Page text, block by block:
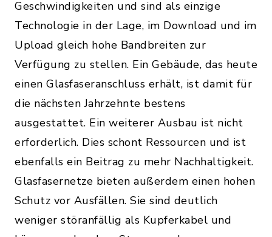
Geschwindigkeiten und sind als einzige
Technologie in der Lage, im Download und im
Upload gleich hohe Bandbreiten zur
Verfügung zu stellen. Ein Gebäude, das heute
einen Glasfaseranschluss erhält, ist damit für
die nächsten Jahrzehnte bestens
ausgestattet. Ein weiterer Ausbau ist nicht
erforderlich. Dies schont Ressourcen und ist
ebenfalls ein Beitrag zu mehr Nachhaltigkeit.
Glasfasernetze bieten außerdem einen hohen
Schutz vor Ausfällen. Sie sind deutlich
weniger störanfällig als Kupferkabel und